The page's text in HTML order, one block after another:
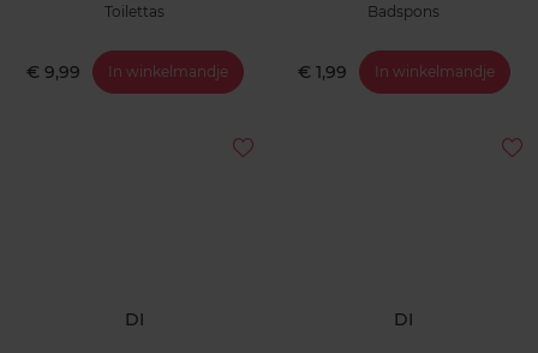
Toilettas
€ 9,99 In winkelmandje
Badspons
€ 1,99 In winkelmandje
DI DI